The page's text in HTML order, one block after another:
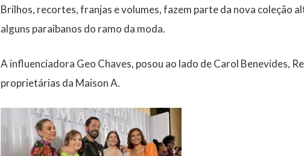
Brilhos, recortes, franjas e volumes, fazem parte da nova coleção
alguns paraibanos do ramo da moda.
A influenciadora Geo Chaves, posou ao lado de Carol Benevides,
proprietárias da Maison A.